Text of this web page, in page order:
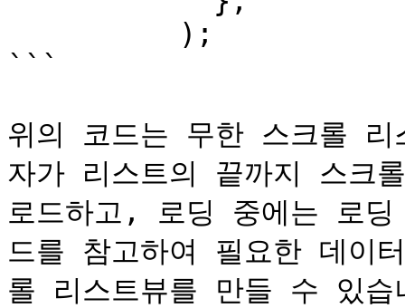
```
위의 코드는 무한 스크롤
자가 리스트의 끝까지 스크
로드하고, 로딩 중에는 로
드를 참고하여 필요한 데이
롤 리스트뷰를 만들 수 있습